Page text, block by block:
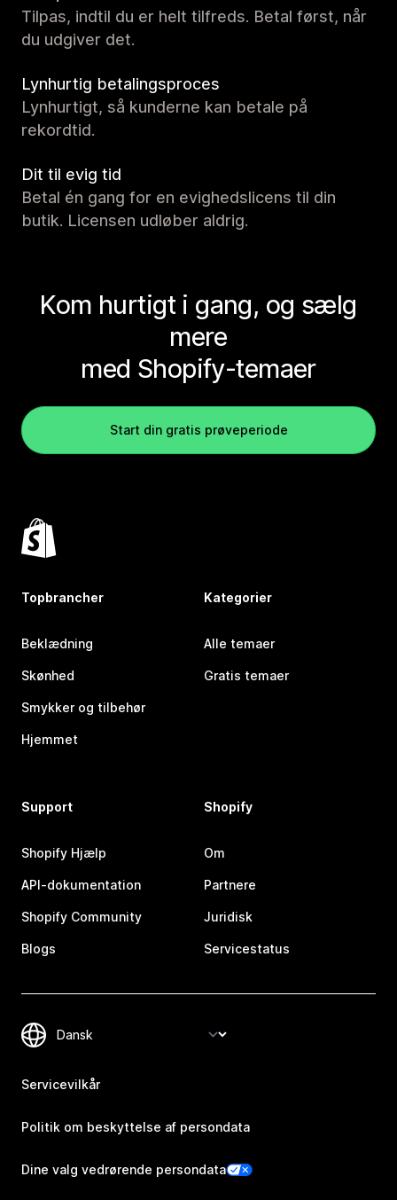
Tilpas, indtil du er helt tilfreds. Betal først, når
du udgiver det.
Lynhurtig betalingsproces
Lynhurtigt, så kunderne kan betale på
rekordtid.
Dit til evig tid
Betal én gang for en evighedslicens til din
butik. Licensen udløber aldrig.
Kom hurtigt i gang, og sælg
mere
med Shopify-temaer
Start din gratis prøveperiode
Topbrancher
Beklædning
Skønhed
Smykker og tilbehør
Hjemmet
Kategorier
Alle temaer
Gratis temaer
Support
Shopify Hjælp
API-dokumentation
Shopify Community
Blogs
Shopify
Om
Partnere
Juridisk
Servicestatus
Servicevilkår
Politik om beskyttelse af persondata
Dine valg vedrørende persondata